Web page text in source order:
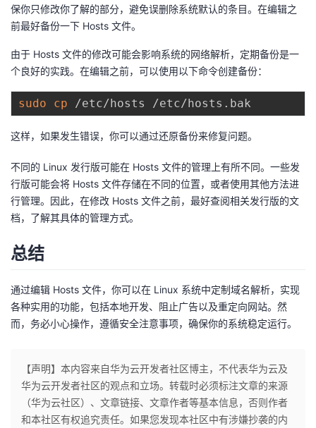
保你只修改你了解的部分，避免误删除系统默认的条目。在编辑之
前最好备份一下 Hosts 文件。
由于 Hosts 文件的修改可能会影响系统的网络解析，定期备份是一
个良好的实践。在编辑之前，可以使用以下命令创建备份：
sudo cp
这样，如果发生错误，你可以通过还原备份来修复问题。
不同的 Linux 发行版可能在 Hosts 文件的管理上有所不同。一些发
行版可能会将 Hosts 文件存储在不同的位置，或者使用其他方法进
行管理。因此，在修改 Hosts 文件之前，最好查阅相关发行版的文
档，了解其具体的管理方式。
总结
通过编辑 Hosts 文件，你可以在 Linux 系统中定制域名解析，实现
各种实用的功能，包括本地开发、阻止广告以及重定向网站。然
而，务必小心操作，遵循安全注意事项，确保你的系统稳定运行。
【声明】本内容来自华为云开发者社区博主，不代表华为云及
华为云开发者社区的观点和立场。转载时必须标注文章的来源
（华为云社区）、文章链接、文章作者等基本信息，否则作者
和本社区有权追究责任。如果您发现本社区中有涉嫌抄袭的内